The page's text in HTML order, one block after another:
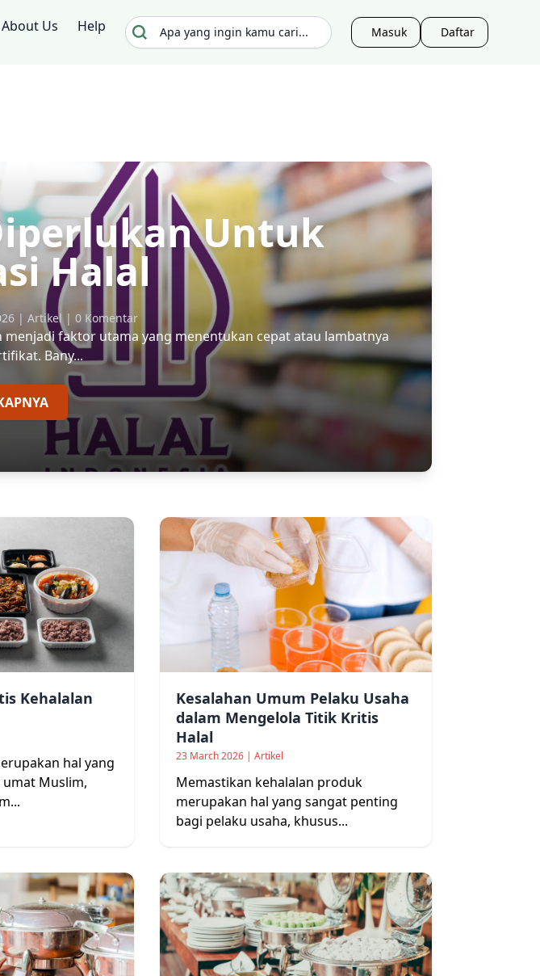
About Us Help Masuk Daftar
Untuk
Halal
| Artikel | 0 Komentar
faktor utama yang menentukan cepat atau lambatnya
Bany...
Kehalalan
hal yang
Muslim,
Kesalahan Umum Pelaku Usaha
dalam Mengelola Titik Kritis
Halal
23 March 2026 | Artikel
Memastikan kehalalan produk
merupakan hal yang sangat penting
bagi pelaku usaha, khusus...